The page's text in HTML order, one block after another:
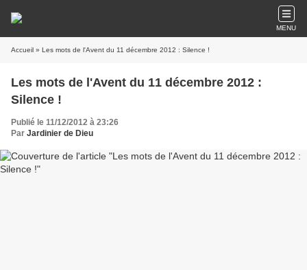
MENU
Accueil » Les mots de l'Avent du 11 décembre 2012 : Silence !
Les mots de l'Avent du 11 décembre 2012 :
Silence !
Publié le 11/12/2012 à 23:26
Par Jardinier de Dieu